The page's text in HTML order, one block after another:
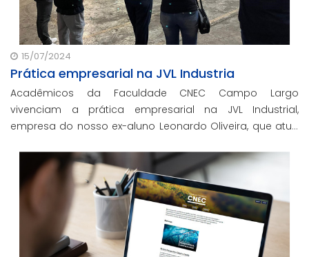
15/07/2024
Prática empresarial na JVL Industria
Acadêmicos da Faculdade CNEC Campo Largo
vivenciam a prática empresarial na JVL Industrial,
empresa do nosso ex-aluno Leonardo Oliveira, que atua
caldeiraria geral e montagem eletromecânica indust